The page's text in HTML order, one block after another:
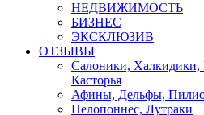
НЕДВИЖИМОСТЬ
БИЗНЕС
ЭКСКЛЮЗИВ
ОТЗЫВЫ
Салоники, Халкидики,
Касторья
Афины, Дельфы,
Пелопоннес, Лутраки